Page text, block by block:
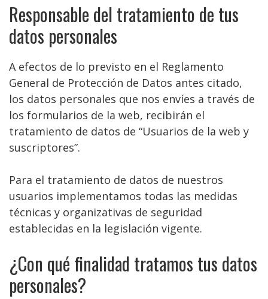
Responsable del tratamiento de tus
datos personales
A efectos de lo previsto en el Reglamento
General de Protección de Datos antes citado,
los datos personales que nos envíes a través de
los formularios de la web, recibirán el
tratamiento de datos de “Usuarios de la web y
suscriptores”.
Para el tratamiento de datos de nuestros
usuarios implementamos todas las medidas
técnicas y organizativas de seguridad
establecidas en la legislación vigente.
¿Con qué finalidad tratamos tus datos
personales?